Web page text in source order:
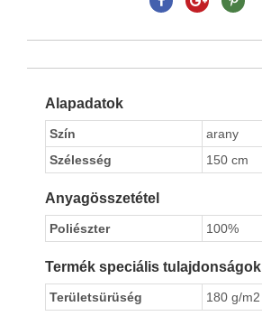
Alapadatok
Szín
arany
Szélesség
150 cm
Anyagösszetétel
Poliészter 100%
Termék speciális tulajdonságok
Területsürüség 180 g/m2